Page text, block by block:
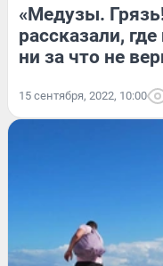
«Медузы.
рассказали,
ни за что не
15 сентября, 2022, 10:00